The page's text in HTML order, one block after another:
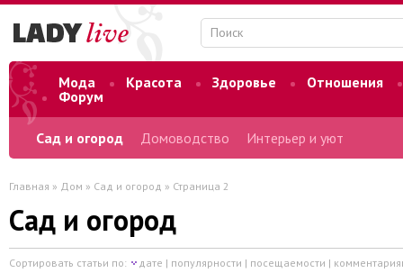
Мода Красота Здоровье
Отношения
Форум
Сад и огород Домоводство Интерьер и уют
Главная » Дом » Сад и огород » Страница 2
Сад и огород
Сортировать статьи по: дате | популярности | посещаемости |